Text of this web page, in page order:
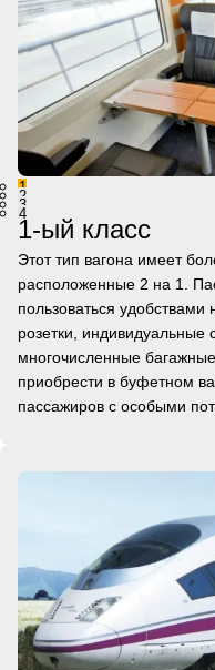
1
2
3
4
1-ый класс
Этот тип вагона имеет
расположенные 2 на 1.
пользоваться удобствами
розетки, индивидуальные
многочисленные
приобрести в буфетном
пассажиров с особыми